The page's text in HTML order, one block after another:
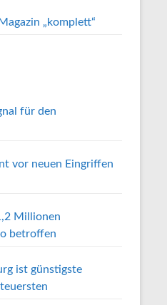
„komplett“
für den
vor neuen Eingriffen
Millionen
betroffen
ist günstigste